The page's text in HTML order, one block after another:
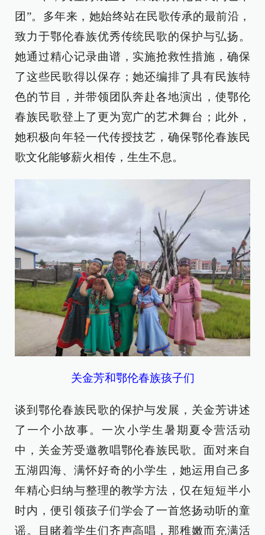
团”。多年来，她始终站在民歌传承的最前沿，
致力于鄂伦春族优秀传统民歌的保护与弘扬。
她通过精心记录曲谱，实施抢救性措施，确保
了这些民歌得以保存；她还编排了具有民族特
色的节目，并带领团队奔赴各地演出，使鄂伦
春族民歌登上了更为宽广的艺术舞台；此外，
她积极向年轻一代传授技艺，确保鄂伦春族民
歌文化能够薪火相传，生生不息。
关金芳和鄂伦春族孩子们
谈到鄂伦春族民歌的保护与发展，关金芳讲述
了一个小故事。一次小学生暑期夏令营活动
中，关金芳受邀教唱鄂伦春族民歌。面对来自
五湖四海、满怀好奇的小学生，她运用自己多
年精心归纳与整理的教学方法，仅在短短半小
时内，便引领孩子们学会了一首悠扬动听的童
谣。目睹着学生们齐声高唱，那稚嫩而充满活